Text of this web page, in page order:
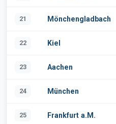
21 Mönchengladbach
22 Kiel
23 Aachen
24 München
25 Frankfurt a.M.